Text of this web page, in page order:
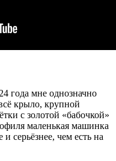
года мне однозначно
крыло, крупной
с золотой «бабочкой»
маленькая машинка
и серьёзнее, чем есть на